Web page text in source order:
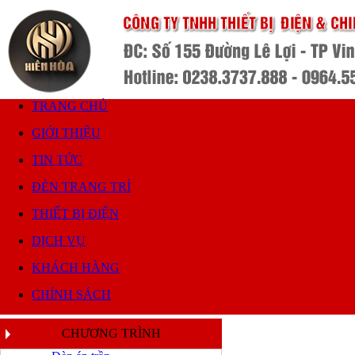
TRANG CHỦ
GIỚI THIỆU
TIN TỨC
ĐÈN TRANG TRÍ
THIẾT BỊ ĐIỆN
DỊCH VỤ
KHÁCH HÀNG
CHÍNH SÁCH
CHƯƠNG TRÌNH